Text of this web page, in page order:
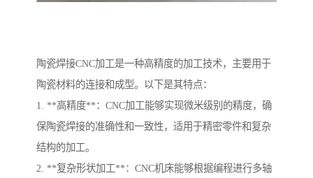
陶瓷焊接CNC加工是一种高精度的加工技术，主要用于
陶瓷材料的连接和成型。以下是其特点：
1. **高精度**：CNC加工能够实现微米级别的精度，确
保陶瓷焊接的准确性和一致性，适用于精密零件和复杂
结构的加工。
2. **复杂形状加工**：CNC机床能够根据编程进行多轴